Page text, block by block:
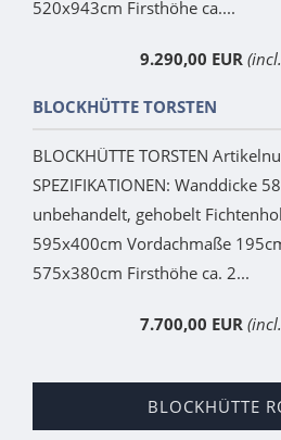
520x943cm Firsthöhe ca....
9.290,00 EUR
BLOCKHÜTTE TORSTEN
BLOCKHÜTTE TORSTEN
SPEZIFIKATIONEN: Wanddicke
unbehandelt, gehobelt
595x400cm Vordachmaße
575x380cm Firsthöhe ca. 2...
7.700,00 EUR
BLOCKHÜTTE